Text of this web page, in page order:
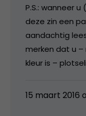
P.S.: wanneer
deze zin een
aandachtig
merken dat u
kleur is –
15 maart 2016